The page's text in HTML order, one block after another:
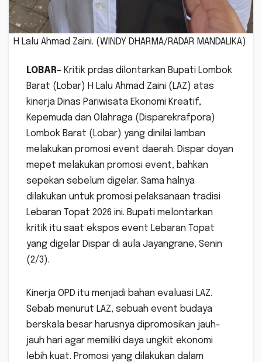
H Lalu Ahmad Zaini. (WINDY DHARMA/RADAR MANDALIKA)
LOBAR– Kritik prdas dilontarkan Bupati Lombok
Barat (Lobar) H Lalu Ahmad Zaini (LAZ) atas
kinerja Dinas Pariwisata Ekonomi Kreatif,
Kepemuda dan Olahraga (Disparekrafpora)
Lombok Barat (Lobar) yang dinilai lamban
melakukan promosi event daerah. Dispar doyan
mepet melakukan promosi event, bahkan
sepekan sebelum digelar. Sama halnya
dilakukan untuk promosi pelaksanaan tradisi
Lebaran Topat 2026 ini. Bupati melontarkan
kritik itu saat ekspos event Lebaran Topat
yang digelar Dispar di aula Jayangrane, Senin
(2/3).
Kinerja OPD itu menjadi bahan evaluasi LAZ.
Sebab menurut LAZ, sebuah event budaya
berskala besar harusnya dipromosikan jauh-
jauh hari agar memiliki daya ungkit ekonomi
lebih kuat. Promosi yang dilakukan dalam